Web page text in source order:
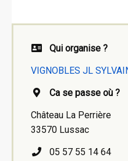
Qui organise ?
VIGNOBLES JL
Ca se passe où ?
Château La Perrière
33570 Lussac
05 57 55 14 64